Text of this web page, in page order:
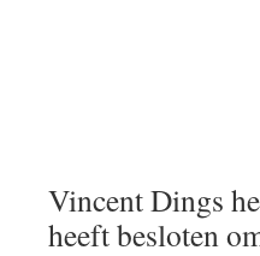
Vincent Dings
heeft besloten